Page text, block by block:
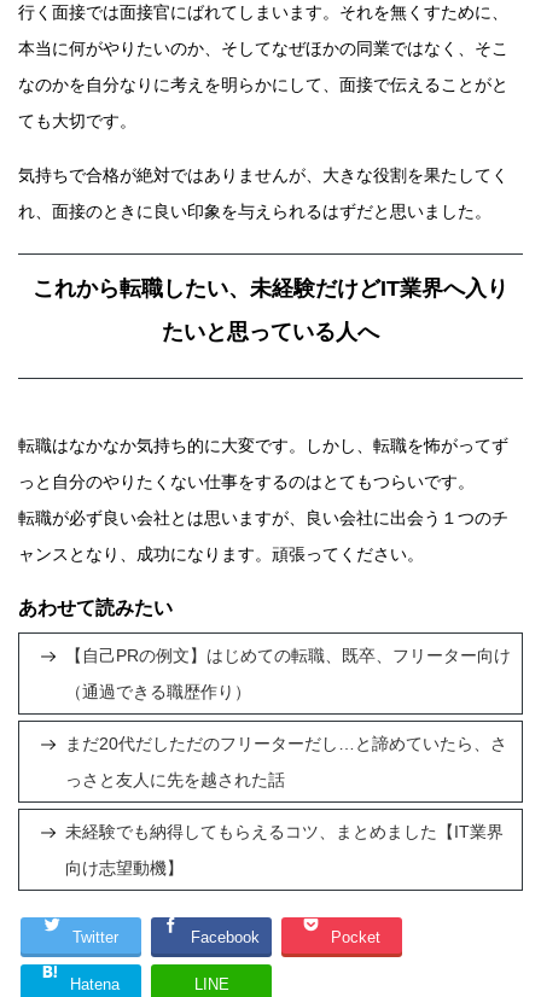
行く面接では面接官にばれてしまいます。それを無くすために、
本当に何がやりたいのか、そしてなぜほかの同業ではなく、そこ
なのかを自分なりに考えを明らかにして、面接で伝えることがと
ても大切です。
気持ちで合格が絶対ではありませんが、大きな役割を果たしてく
れ、面接のときに良い印象を与えられるはずだと思いました。
これから転職したい、未経験だけどIT業界へ入り
たいと思っている人へ
転職はなかなか気持ち的に大変です。しかし、転職を怖がってず
っと自分のやりたくない仕事をするのはとてもつらいです。
転職が必ず良い会社とは思いますが、良い会社に出会う１つのチ
ャンスとなり、成功になります。頑張ってください。
あわせて読みたい
【自己PRの例文】はじめての転職、既卒、フリーター向け
（通過できる職歴作り）
まだ20代だしただのフリーターだし…と諦めていたら、さ
っさと友人に先を越された話
未経験でも納得してもらえるコツ、まとめました【IT業界
向け志望動機】
Twitter Facebook Pocket
Hatena LINE